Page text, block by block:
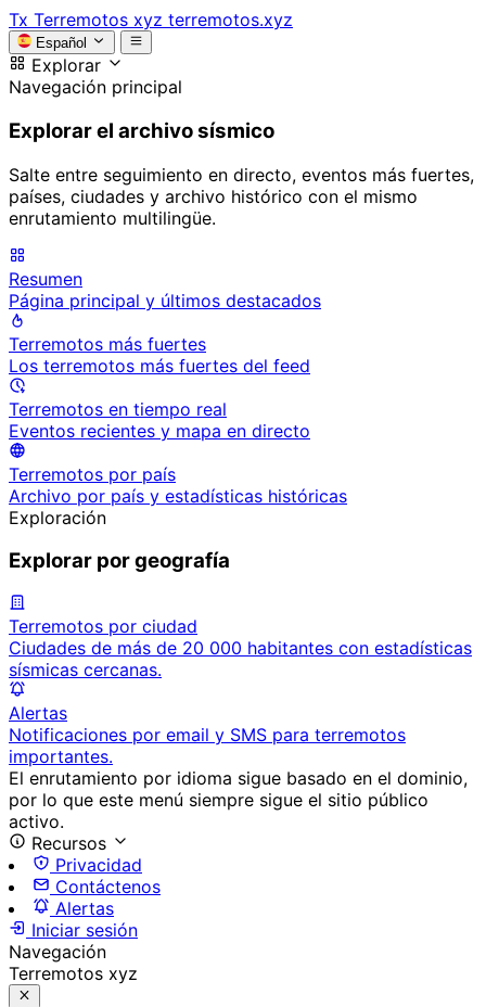
Tx Terremotos xyz terremotos.xyz
Español
Explorar
Navegación principal
Explorar el archivo sísmico
Salte entre seguimiento en directo, eventos más fuertes,
países, ciudades y archivo histórico con el mismo
enrutamiento multilingüe.
Resumen
Página principal y últimos destacados
Terremotos más fuertes
Los terremotos más fuertes del feed
Terremotos en tiempo real
Eventos recientes y mapa en directo
Terremotos por país
Archivo por país y estadísticas históricas
Exploración
Explorar por geografía
Terremotos por ciudad
Ciudades de más de 20 000 habitantes con estadísticas
sísmicas cercanas.
Alertas
Notificaciones por email y SMS para terremotos
importantes.
El enrutamiento por idioma sigue basado en el dominio,
por lo que este menú siempre sigue el sitio público
activo.
Recursos
Privacidad
Contáctenos
Alertas
Iniciar sesión
Navegación
Terremotos xyz